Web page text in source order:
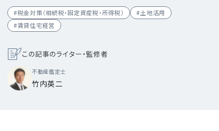
#税金対策（相続税・固定資産税・所得税）
#土地活用
#賃貸住宅経営
この記事のライター・監修者
不動産鑑定士
竹内英二